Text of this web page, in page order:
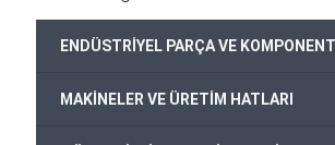
ENDÜSTRİYEL PARÇA VE
MAKİNELER VE ÜRETİM HATLARI